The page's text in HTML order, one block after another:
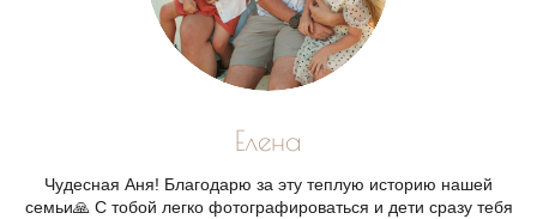
Елена
Чудесная Аня! Благодарю за эту теплую историю нашей
семьи🙏 С тобой легко фотографироваться и дети сразу тебя